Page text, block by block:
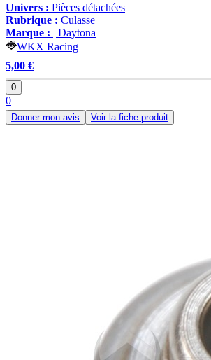
Univers : Pièces détachées
Rubrique : Culasse
Marque : | Daytona
WKX Racing
5,00 €
0
0
Donner mon avis Voir la fiche produit